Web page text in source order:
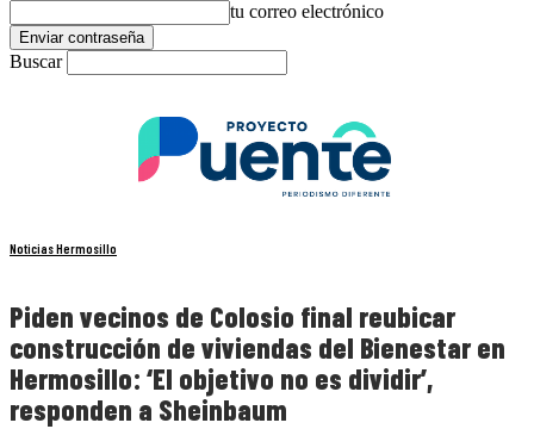
tu correo electrónico
Buscar
Noticias Hermosillo
Piden vecinos de Colosio final reubicar
construcción de viviendas del Bienestar en
Hermosillo: ‘El objetivo no es dividir’,
responden a Sheinbaum